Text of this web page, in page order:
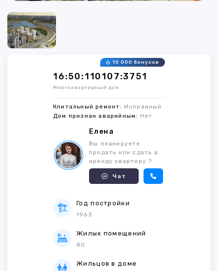
16:50:110107:3751
10 000 бонусов
Многоквартирный дом
Кпитальный ремонт: Исправный
Дом признан аварийным: Нет
Елена
Вы планируете
продать или сдать в
аренду квартиру ?
Чат
Год постройки
1963
Жилых помещений
80
Жильцов в доме